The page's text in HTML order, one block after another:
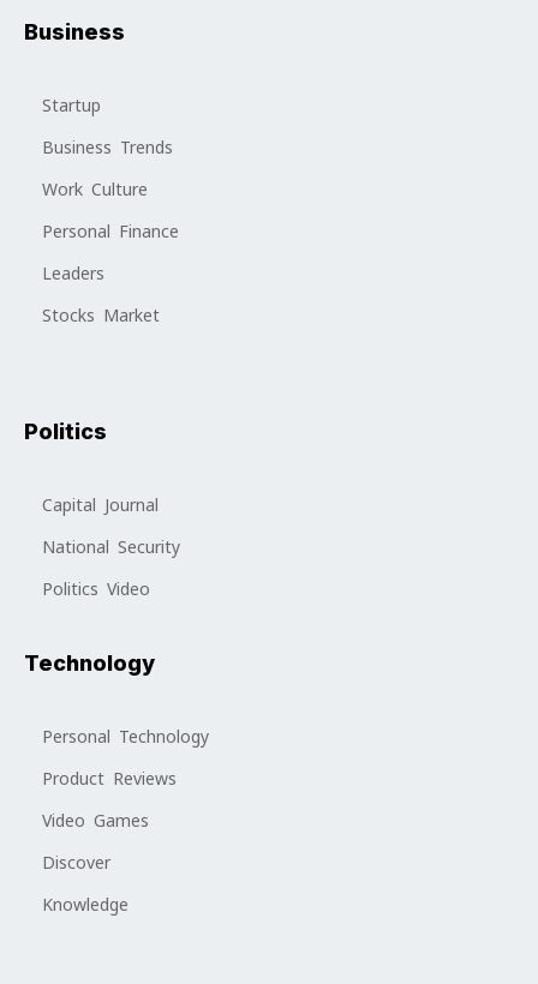
Business
Startup
Business Trends
Work Culture
Personal Finance
Leaders
Stocks Market
Politics
Capital Journal
National Security
Politics Video
Technology
Personal Technology
Product Reviews
Video Games
Discover
Knowledge